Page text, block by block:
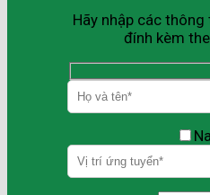
Hãy nhập các
đính kèm